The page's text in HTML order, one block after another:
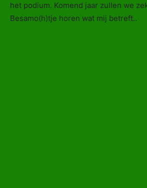
het podium. Komend jaar zullen we
Besamo(h)tje horen wat mij betreft..